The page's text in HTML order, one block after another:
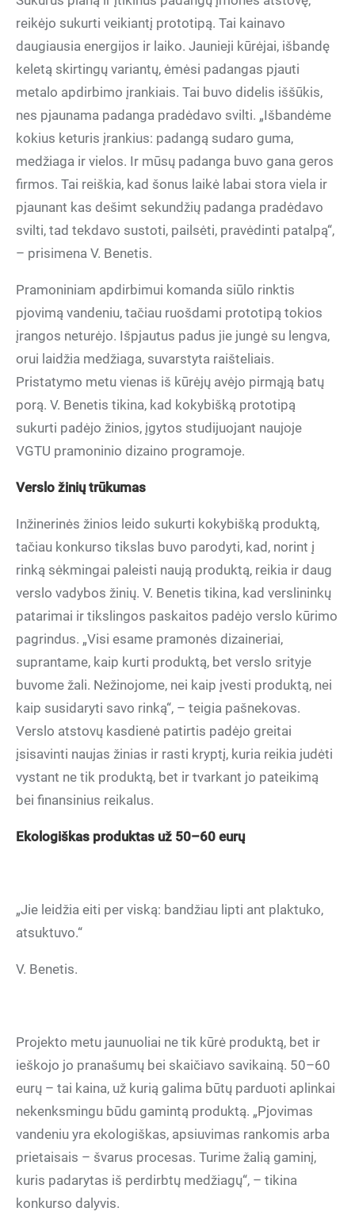
reikėjo sukurti veikiantį prototipą. Tai kainavo
daugiausia energijos ir laiko. Jaunieji kūrėjai, išbandę
keletą skirtingų variantų, ėmėsi padangas pjauti
metalo apdirbimo įrankiais. Tai buvo didelis iššūkis,
nes pjaunama padanga pradėdavo svilti. „Išbandėme
kokius keturis įrankius: padangą sudaro guma,
medžiaga ir vielos. Ir mūsų padanga buvo gana geros
firmos. Tai reiškia, kad šonus laikė labai stora viela ir
pjaunant kas dešimt sekundžių padanga pradėdavo
svilti, tad tekdavo sustoti, pailsėti, pravėdinti patalpą“,
– prisimena V. Benetis.
Pramoniniam apdirbimui komanda siūlo rinktis
pjovimą vandeniu, tačiau ruošdami prototipą tokios
įrangos neturėjo. Išpjautus padus jie jungė su lengva,
orui laidžia medžiaga, suvarstyta raišteliais.
Pristatymo metu vienas iš kūrėjų avėjo pirmąją batų
porą. V. Benetis tikina, kad kokybišką prototipą
sukurti padėjo žinios, įgytos studijuojant naujoje
VGTU pramoninio dizaino programoje.
Verslo žinių trūkumas
Inžinerinės žinios leido sukurti kokybišką produktą,
tačiau konkurso tikslas buvo parodyti, kad, norint į
rinką sėkmingai paleisti naują produktą, reikia ir daug
verslo vadybos žinių. V. Benetis tikina, kad verslininkų
patarimai ir tikslingos paskaitos padėjo verslo kūrimo
pagrindus. „Visi esame pramonės dizaineriai,
suprantame, kaip kurti produktą, bet verslo srityje
buvome žali. Nežinojome, nei kaip įvesti produktą, nei
kaip susidaryti savo rinką“, – teigia pašnekovas.
Verslo atstovų kasdienė patirtis padėjo greitai
įsisavinti naujas žinias ir rasti kryptį, kuria reikia judėti
vystant ne tik produktą, bet ir tvarkant jo pateikimą
bei finansinius reikalus.
Ekologiškas produktas už 50–60 eurų
„Jie leidžia eiti per viską: bandžiau lipti ant plaktuko,
atsuktuvo.“
V. Benetis.
Projekto metu jaunuoliai ne tik kūrė produktą, bet ir
ieškojo jo pranašumų bei skaičiavo savikainą. 50–60
eurų – tai kaina, už kurią galima būtų parduoti aplinkai
nekenksmingu būdu gamintą produktą. „Pjovimas
vandeniu yra ekologiškas, apsiuvimas rankomis arba
prietaisais – švarus procesas. Turime žalią gaminį,
kuris padarytas iš perdirbtų medžiagų“, – tikina
konkurso dalyvis.